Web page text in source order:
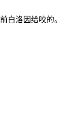
白洛因给咬的。